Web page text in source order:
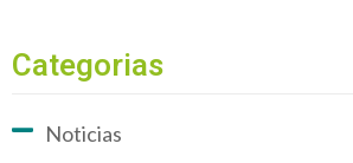
Categorias
Noticias